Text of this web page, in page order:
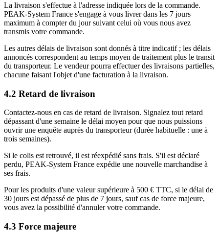
La livraison s'effectue à l'adresse indiquée lors de la commande.
PEAK-System France s'engage à vous livrer dans les 7 jours
maximum à compter du jour suivant celui où vous nous avez
transmis votre commande.
Les autres délais de livraison sont donnés à titre indicatif ; les délais
annoncés correspondent au temps moyen de traitement plus le transit
du transporteur. Le vendeur pourra effectuer des livraisons partielles,
chacune faisant l'objet d'une facturation à la livraison.
4.2 Retard de livraison
Contactez-nous en cas de retard de livraison. Signalez tout retard
dépassant d'une semaine le délai moyen pour que nous puissions
ouvrir une enquête auprès du transporteur (durée habituelle : une à
trois semaines).
Si le colis est retrouvé, il est réexpédié sans frais. S'il est déclaré
perdu, PEAK-System France expédie une nouvelle marchandise à
ses frais.
Pour les produits d'une valeur supérieure à 500 € TTC, si le délai de
30 jours est dépassé de plus de 7 jours, sauf cas de force majeure,
vous avez la possibilité d'annuler votre commande.
4.3 Force majeure